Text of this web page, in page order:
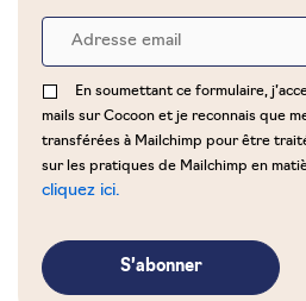
En soumettant ce formulaire,
mails sur Cocoon et je reconnais que
transférées à Mailchimp pour être
sur les pratiques de Mailchimp en
cliquez ici.